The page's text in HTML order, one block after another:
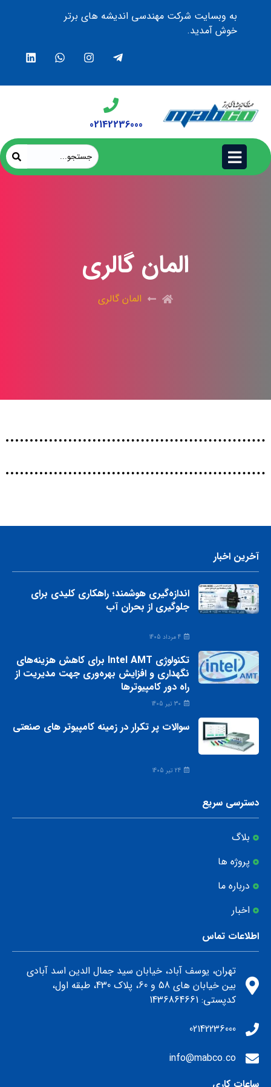
به وبسایت شرکت مهندسی اندیشه های برتر
خوش آمدید.
02142236000
المان گالری
المان گالری
آخرین اخبار
اندازه‌گیری هوشمند؛ راهکاری کلیدی برای
جلوگیری از بحران آب
4 مرداد 1405
تکنولوژی Intel AMT برای کاهش هزینه‌های
نگهداری و افزایش بهره‌وری جهت مدیریت از
راه دور کامپیوترها
30 تیر 1405
سوالات پر تکرار در زمینه کامپیوتر های صنعتی
24 تیر 1405
دسترسی سریع
بلاگ
پروژه ها
درباره ما
اخبار
اطلاعات تماس
تهران، یوسف آباد، خیابان سید جمال الدین اسد آبادی
بین خیابان های 58 و 60، پلاک 430، طبقه اول،
كدپستي: 1436864661
02142236000
info@mabco.co